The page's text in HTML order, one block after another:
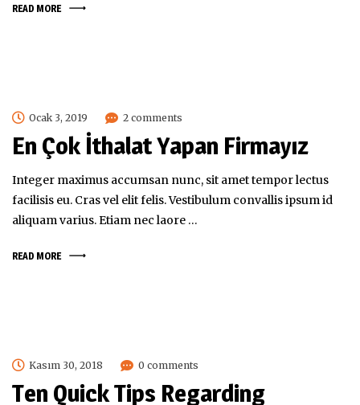
READ MORE
Ocak 3, 2019 2 comments
En Çok İthalat Yapan Firmayız
Integer maximus accumsan nunc, sit amet tempor lectus
facilisis eu. Cras vel elit felis. Vestibulum convallis ipsum id
aliquam varius. Etiam nec laore …
READ MORE
Kasım 30, 2018 0 comments
Ten Quick Tips Regarding